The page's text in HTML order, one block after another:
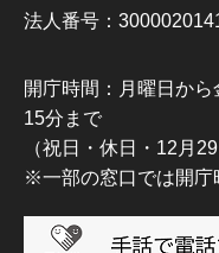
法人番号：
開庁時間：月曜日か
15分まで
（祝日・休日・12月
※一部の窓口では開庁